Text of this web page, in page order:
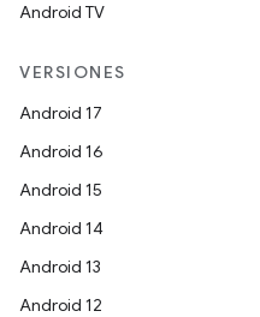
Android TV
VERSIONES
Android 17
Android 16
Android 15
Android 14
Android 13
Android 12